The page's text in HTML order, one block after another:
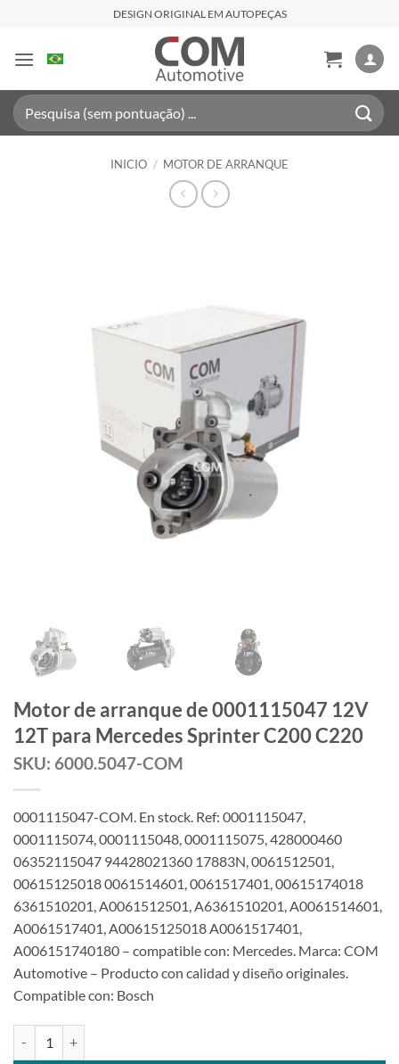
contenido
DESIGN ORIGINAL EM AUTOPEÇAS
Buscar
por:
INICIO / MOTOR DE ARRANQUE
Motor de arranque de 0001115047 12V
12T para Mercedes Sprinter C200 C220
SKU: 6000.5047-COM
0001115047-COM. En stock. Ref: 0001115047,
0001115074, 0001115048, 0001115075, 428000460
06352115047 94428021360 17883N, 0061512501,
00615125018 0061514601, 0061517401, 00615174018
6361510201, A0061512501, A6361510201, A0061514601,
A0061517401, A00615125018 A0061517401,
A006151740180 – compatible con: Mercedes. Marca: COM
Automotive – Producto con calidad y diseño originales.
Compatible con: Bosch